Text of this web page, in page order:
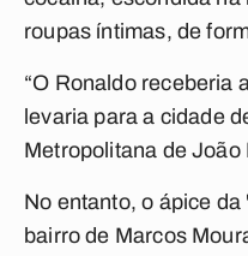
roupas íntimas, de
“O Ronaldo receberia
levaria para a cidade
Metropolitana de João
No entanto, o ápice
bairro de Marcos